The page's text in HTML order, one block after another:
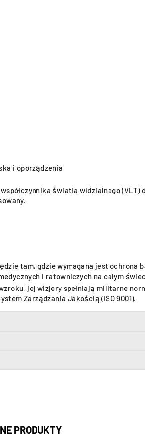
i oporządzenia
światła widzialnego
tam, gdzie wymagana jest ochrona
i ratowniczych na całym
jej wizjery spełniają militarne
Zarządzania Jakością (ISO 9001).
PRODUKTY